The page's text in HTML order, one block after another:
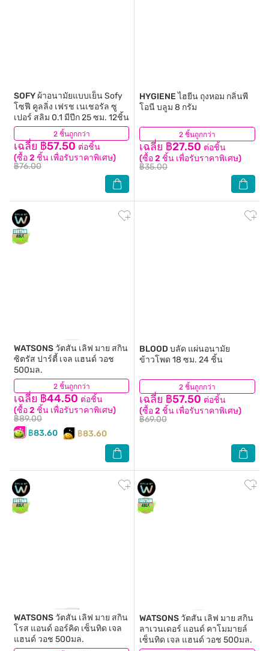
2 ชิ้นถูกกว่า
SOFY ผ้าอนามัยแบบเย็น Sofy
โซฟี คูลลิ่ง เฟรช เนเชอรัล ซู
เปอร์ สลิม 0.1 มีปีก 25 ซม. 12ชิ้น
เฉลี่ย ฿57.50 ต่อชิ้น
(ซื้อ 2 ชิ้น เพื่อรับราคาพิเศษ)
฿76.00
(181) 2 ชิ้นถูกกว่า
HYGIENEไฮยีน ถุงหอม กลิ่นพี
โอนี บลูม 8 กรัม
เฉลี่ย ฿27.50 ต่อชิ้น
(ซื้อ 2 ชิ้น เพื่อรับราคาพิเศษ)
฿35.00
(4)
2 ชิ้นถูกกว่า
WATSONS วัตสัน เลิฟ มาย สกิน
ซิตรัส ปาร์ตี้ เจล แฮนด์ วอช
500มล.
เฉลี่ย ฿44.50 ต่อชิ้น
(ซื้อ 2 ชิ้น เพื่อรับราคาพิเศษ)
฿89.00
฿83.60
฿83.60
(111) 2 ชิ้นถูกกว่า
BLOOD บลัด แผ่นอนามัย
ข้าวโพด 18 ซม. 24 ชิ้น
เฉลี่ย ฿57.50 ต่อชิ้น
(ซื้อ 2 ชิ้น เพื่อรับราคาพิเศษ)
฿69.00
(0)
WATSONS วัตสัน เลิฟ มาย สกิน
โรส แอนด์ ออร์คิด เซ็นทิด เจล
แฮนด์ วอช 500มล.
WATSONS วัตสัน เลิฟ มาย สกิน
ลาเวนเดอร์ แอนด์ คาโมมายล์
เซ็นทิด เจล แฮนด์ วอช 500มล.